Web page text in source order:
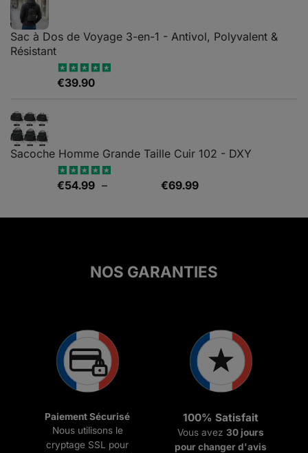
€99.90
Sac à Dos de Voyage 3-en-1 - Antivol, Polyvalent &
Résistant
Note5.00
€39.90
Sacoche Homme Grande Taille Cuir 102 - DXY
Note5.00
€54.99 – €69.99Plage
NOS GARANTIES
Paiement Sécurisé
Nous utilisons le
cryptage SSL pour
100% Satisfait
Vous avez 30 jours
pour changer d'avis